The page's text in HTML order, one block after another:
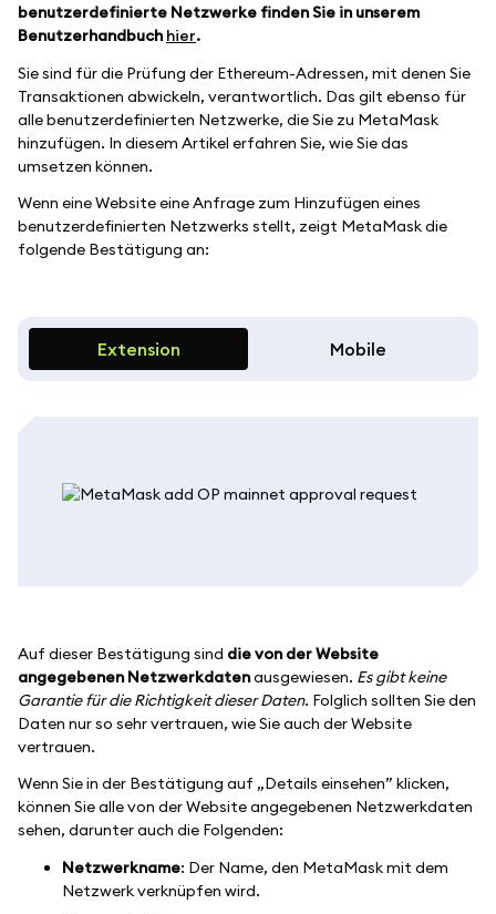
benutzerdefinierte Netzwerke finden Sie in unserem
Benutzerhandbuchhier.
Sie sind für die Prüfung der Ethereum-Adressen, mit denen Sie
Transaktionen abwickeln, verantwortlich. Das gilt ebenso für
alle benutzerdefinierten Netzwerke, die Sie zu MetaMask
hinzufügen. In diesem Artikel erfahren Sie, wie Sie das
umsetzen können.
Wenn eine Website eine Anfrage zum Hinzufügen eines
benutzerdefinierten Netzwerks stellt, zeigt MetaMask die
folgende Bestätigung an:
Extension Mobile
Auf dieser Bestätigung sind die von der Website
angegebenen Netzwerkdatenausgewiesen. Es gibt keine
Garantie für die Richtigkeit dieser Daten. Folglich sollten Sie den
Daten nur so sehr vertrauen, wie Sie auch der Website
vertrauen.
Wenn Sie in der Bestätigung auf „Details einsehen” klicken,
können Sie alle von der Website angegebenen Netzwerkdaten
sehen, darunter auch die Folgenden:
Netzwerkname: Der Name, den MetaMask mit dem
Netzwerk verknüpfen wird.